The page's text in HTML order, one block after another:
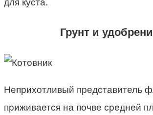
для куста.
Грунт и
Неприхотливый представитель
приживается на почве средней